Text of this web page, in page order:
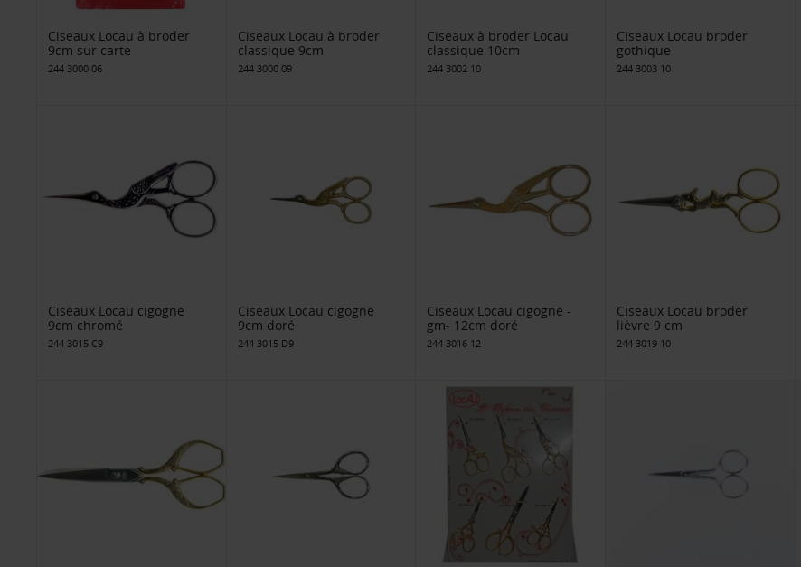
Ciseaux Locau à broder
9cm sur carte
244 3000 06
Ciseaux Locau à broder
classique 9cm
244 3000 09
Ciseaux à broder Locau
classique 10cm
244 3002 10
Ciseaux Locau broder
gothique
244 3003 10
Ciseaux Locau cigogne
9cm chromé
244 3015 C9
Ciseaux Locau cigogne
9cm doré
244 3015 D9
Ciseaux Locau cigogne -
gm- 12cm doré
244 3016 12
Ciseaux Locau broder
lièvre 9 cm
244 3019 10